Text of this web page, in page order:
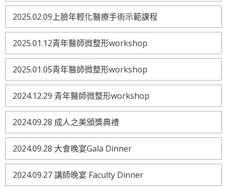
2025.02.09上臉年輕化醫療手術示範課程
2025.01.12青年醫師微整形workshop
2025.01.05青年醫師微整形workshop
2024.12.29 青年醫師微整形workshop
2024.09.28 成人之美頒獎典禮
2024.09.28 大會晚宴Gala Dinner
2024.09.27 講師晚宴 Faculty Dinner